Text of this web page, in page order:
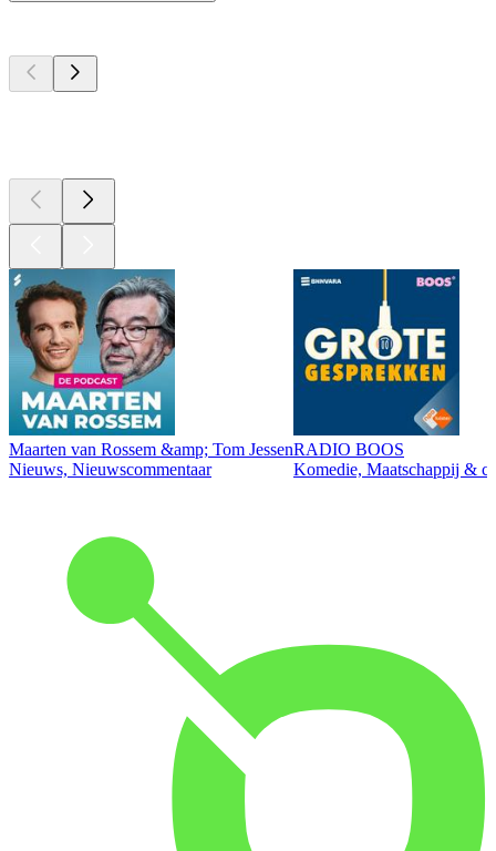
Maarten van Rossem &amp; Tom Jessen
Nieuws, Nieuwscommentaar
RADIO BOOS
Komedie, Maatschappij &